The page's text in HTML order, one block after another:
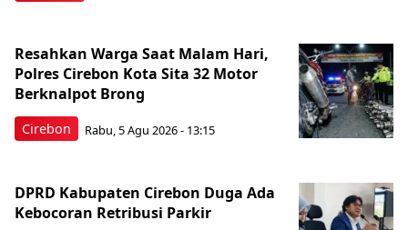
Cirebon
Resahkan Warga Saat Malam Hari,
Polres Cirebon Kota Sita 32 Motor
Berknalpot Brong
Rabu, 5 Agu 2026 - 13:15
DPRD Kabupaten Cirebon Duga Ada
Kebocoran Retribusi Parkir